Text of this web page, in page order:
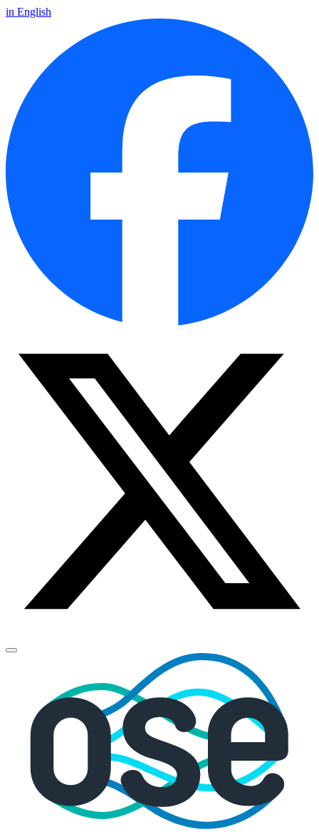
in English